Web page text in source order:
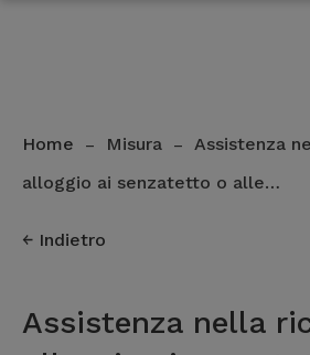
Home – Misura –
Assistenza
alloggio ai senzatetto o alle…
Indietro
Assistenza nella